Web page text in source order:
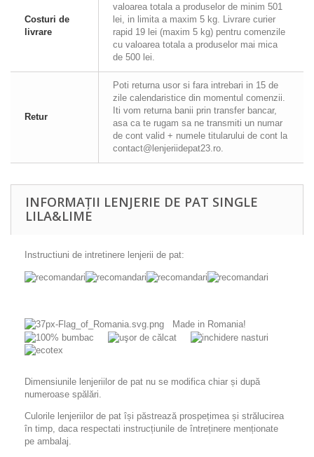
Costuri de
livrare
valoarea totala a produselor de minim 501
lei, in limita a maxim 5 kg. Livrare curier
rapid 19 lei (maxim 5 kg) pentru comenzile
cu valoarea totala a produselor mai mica
de 500 lei.
Retur
Poti returna usor si fara intrebari in 15 de
zile calendaristice din momentul comenzii.
Iti vom returna banii prin transfer bancar,
asa ca te rugam sa ne transmiti un numar
de cont valid + numele titularului de cont la
contact@lenjeriidepat23.ro.
INFORMAȚII LENJERIE DE PAT SINGLE
LILA&LIME
Instructiuni de intretinere lenjerii de pat:
Made in Romania!
Dimensiunile lenjeriilor de pat nu se modifica chiar și după
numeroase spălări.
Culorile lenjeriilor de pat își păstrează prospețimea și strălucirea
în timp, daca respectati instrucțiunile de întreținere menționate
pe ambalaj.